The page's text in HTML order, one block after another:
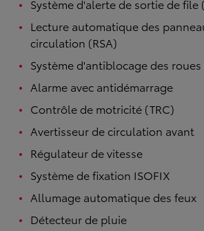
Système d'alerte de sortie de file
Lecture automatique des
circulation (RSA)
Système d'antiblocage des roues
Alarme avec antidémarrage
Contrôle de motricité (TRC)
Avertisseur de circulation avant
Régulateur de vitesse
Système de fixation ISOFIX
Allumage automatique des feux
Détecteur de pluie